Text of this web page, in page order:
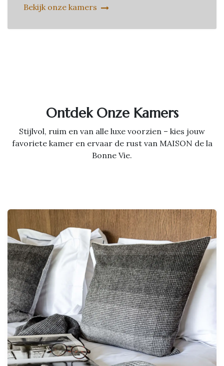
Bekijk onze kamers
Ontdek Onze Kamers
Stijlvol, ruim en van alle luxe voorzien – kies jouw
favoriete kamer en ervaar de rust van MAISON de la
Bonne Vie.